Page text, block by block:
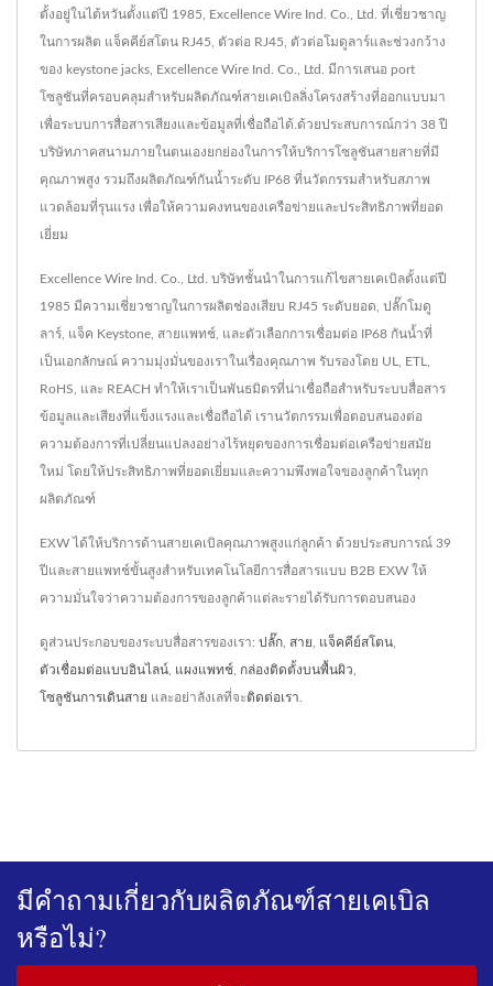
ตั้งอยู่ในไต้หวันตั้งแต่ปี 1985, Excellence Wire Ind. Co., Ltd. ที่เชี่ยวชาญ
ในการผลิต แจ็คคีย์สโตน RJ45, ตัวต่อ RJ45, ตัวต่อโมดูลาร์และช่วงกว้าง
ของ keystone jacks, Excellence Wire Ind. Co., Ltd. มีการเสนอ port
โซลูชันที่ครอบคลุมสำหรับผลิตภัณฑ์สายเคเบิลลิ่งโครงสร้างที่ออกแบบมา
เพื่อระบบการสื่อสารเสียงและข้อมูลที่เชื่อถือได้.ด้วยประสบการณ์กว่า 38 ปี
บริษัทภาคสนามภายในตนเองยกย่องในการให้บริการโซลูชันสายสายที่มี
คุณภาพสูง รวมถึงผลิตภัณฑ์กันน้ำระดับ IP68 ที่นวัตกรรมสำหรับสภาพ
แวดล้อมที่รุนแรง เพื่อให้ความคงทนของเครือข่ายและประสิทธิภาพที่ยอด
เยี่ยม
Excellence Wire Ind. Co., Ltd. บริษัทชั้นนำในการแก้ไขสายเคเบิลตั้งแต่ปี
1985 มีความเชี่ยวชาญในการผลิตช่องเสียบ RJ45 ระดับยอด, ปลั๊กโมดู
ลาร์, แจ็ค Keystone, สายแพทช์, และตัวเลือกการเชื่อมต่อ IP68 กันน้ำที่
เป็นเอกลักษณ์ ความมุ่งมั่นของเราในเรื่องคุณภาพ รับรองโดย UL, ETL,
RoHS, และ REACH ทำให้เราเป็นพันธมิตรที่น่าเชื่อถือสำหรับระบบสื่อสาร
ข้อมูลและเสียงที่แข็งแรงและเชื่อถือได้ เรานวัตกรรมเพื่อตอบสนองต่อ
ความต้องการที่เปลี่ยนแปลงอย่างไร้หยุดของการเชื่อมต่อเครือข่ายสมัย
ใหม่ โดยให้ประสิทธิภาพที่ยอดเยี่ยมและความพึงพอใจของลูกค้าในทุก
ผลิตภัณฑ์
EXW ได้ให้บริการด้านสายเคเบิลคุณภาพสูงแก่ลูกค้า ด้วยประสบการณ์ 39
ปีและสายแพทช์ขั้นสูงสำหรับเทคโนโลยีการสื่อสารแบบ B2B EXW ให้
ความมั่นใจว่าความต้องการของลูกค้าแต่ละรายได้รับการตอบสนอง
ดูส่วนประกอบของระบบสื่อสารของเรา: ปลั๊ก สาย แจ็คคีย์สโตน
ตัวเชื่อมต่อแบบอินไลน์ แผงแพทช์ กล่องติดตั้งบนพื้นผิว
โซลูชันการเดินสาย และอย่าลังเลที่จะติดต่อเรา
มีคำถามเกี่ยวกับผลิตภัณฑ์สายเคเบิล
หรือไม่?